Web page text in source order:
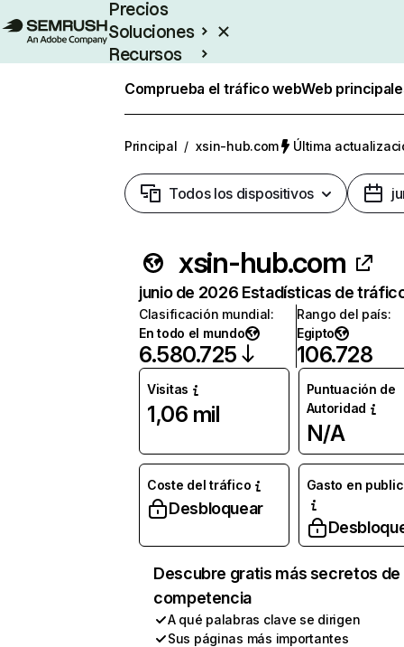
Precios
Soluciones
Recursos
Comprueba el tráfico webWeb
Principal / xsin-hub.com Última
Todos los dispositivos
xsin-hub.com
junio de 2026 Estadísticas de
Clasificación mundial:
En todo el mundo
6.580.725
Rango del país:
Egipto
106.728
Visitas
1,06 mil
Puntuación de
Autoridad
N/A
Coste del tráfico
Desbloquear
Gasto en
Descubre gratis más secretos de
competencia
A qué palabras clave se dirigen
Sus páginas más importantes